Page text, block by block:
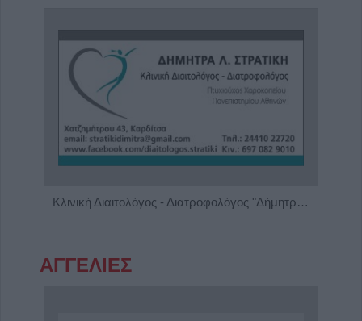
Κλινική Διαιτολόγος - Διατροφολόγος "Δήμητρα Λ. Στρατίκη"
ΑΓΓΕΛΙΕΣ